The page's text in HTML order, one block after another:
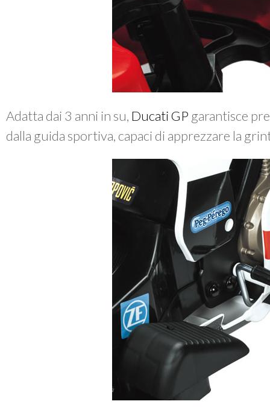
Adatta dai 3 anni in su, Ducati GP garantisce
dalla guida sportiva, capaci di apprezzare la